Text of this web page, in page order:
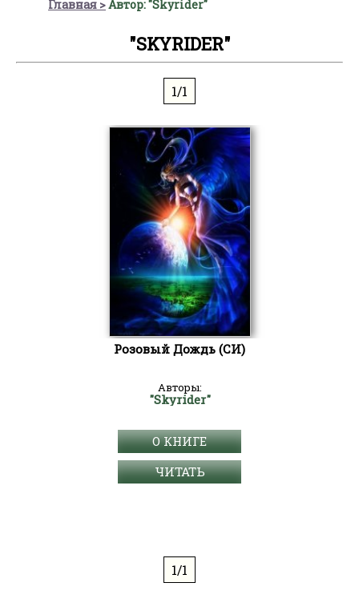
Главная Автор: "Skyrider"
"SKYRIDER"
1/1
Розовый Дождь (СИ)
Авторы:
"Skyrider"
О КНИГЕ
ЧИТАТЬ
1/1